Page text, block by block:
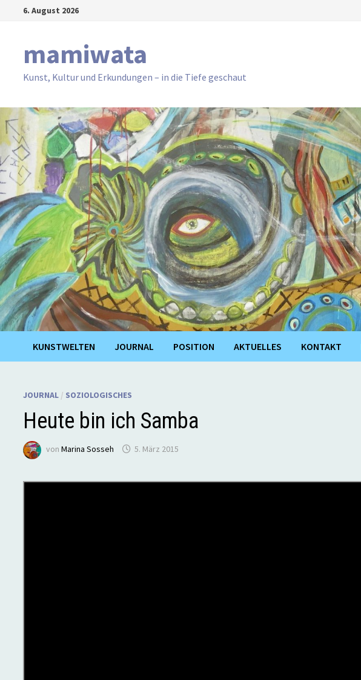
6. August 2026
mamiwata
Kunst, Kultur und Erkundungen – in die Tiefe geschaut
KUNSTWELTEN JOURNAL POSITION AKTUELLES KONTAKT
JOURNAL / SOZIOLOGISCHES
Heute bin ich Samba
vonMarina Sosseh 5. März 2015